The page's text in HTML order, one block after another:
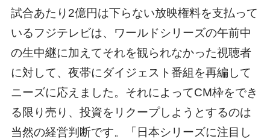
試合あたり2億円は下らない放映権料を支払って
いるフジテレビは、ワールドシリーズの午前中
の生中継に加えてそれを観られなかった視聴者
に対して、夜帯にダイジェスト番組を再編して
ニーズに応えました。それによってCM枠をでき
る限り売り、投資をリクープしようとするのは
当然の経営判断です。「日本シリーズに注目し